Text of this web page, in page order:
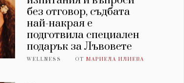
без отговор, съдбата
най-накрая е
подготвила специален
подарък за Лъвовете
WELLNESS ОТМАРИЕЛА ИЛИЕВА